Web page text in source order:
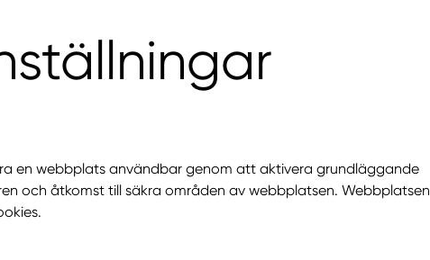
en webbplats användbar genom att aktivera grundläggande
och åtkomst till säkra områden av webbplatsen. Webbplatsen